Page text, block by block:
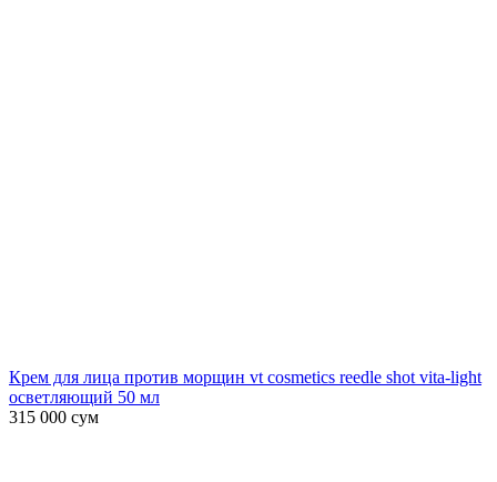
Крем для лица против морщин vt cosmetics reedle shot vita-light
осветляющий 50 мл
315 000 сум